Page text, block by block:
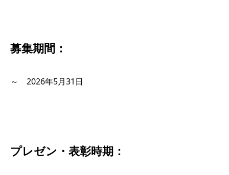
募集期間：
～ 2026年5月31日
プレゼン・表彰時期：